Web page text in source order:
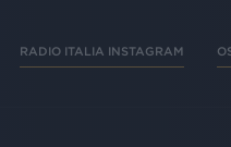
RADIO ITALIA INSTAGRAM